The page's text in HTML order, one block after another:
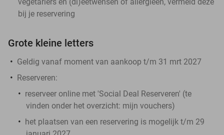
bij je reservering
Grote kleine letters
Geldig vanaf moment van aankoop t/m 31 mrt 2027
Reserveren:
reserveer online met 'Social Deal Reserveren' (te
vinden onder het overzicht: mijn vouchers)
het plaatsen van een reservering is mogelijk t/m 29